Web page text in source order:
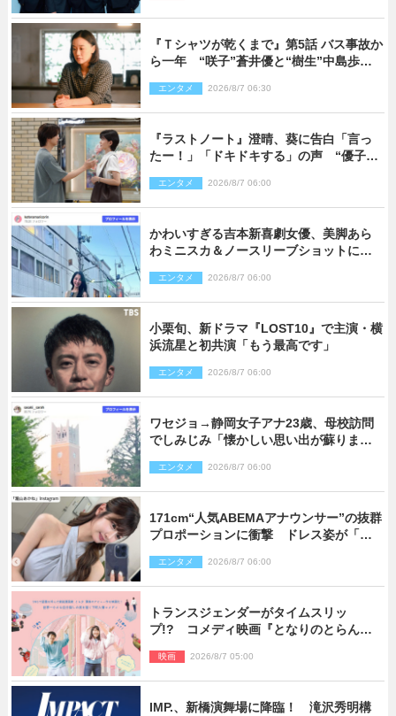
『Ｔシャツが乾くまで』第5話 バス事故か
ら一年 “咲子”蒼井優と“樹生”中島歩は
エンタメ 2026/8/7 06:30
『ラストノート』澄晴、葵に告白「言っ
たー！」「ドキドキする」の声 “優子劇
エンタメ 2026/8/7 06:00
かわいすぎる吉本新喜劇女優、美脚あら
わミニスカ＆ノースリーブショットに反
エンタメ 2026/8/7 06:00
小栗旬、新ドラマ『LOST10』で主演・横
浜流星と初共演「もう最高です」
エンタメ 2026/8/7 06:00
ワセジョ→静岡女子アナ23歳、母校訪問
でしみじみ「懐かしい思い出が蘇りまし
エンタメ 2026/8/7 06:00
171cm“人気ABEMAアナウンサー”の抜群
プロポーションに衝撃 ドレス姿が「美
エンタメ 2026/8/7 06:00
トランスジェンダーがタイムスリッ
プ!? コメディ映画『となりのとらんす
映画 2026/8/7 05:00
IMP.、新橋演舞場に降臨！ 滝沢秀明構